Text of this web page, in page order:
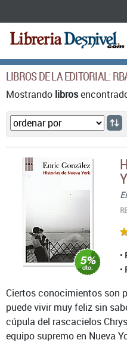
LIBROS DE LA EDITORIAL:
Mostrando libros
Ciertos conocimientos son
puede vivir muy feliz sin
cúpula del rascacielos
equipo supremo en Nueva